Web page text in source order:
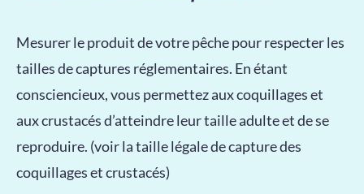
Mesurer le produit de votre pêche pour respecter les
tailles de captures réglementaires. En étant
consciencieux, vous permettez aux coquillages et
aux crustacés d’atteindre leur taille adulte et de se
reproduire. (voir la taille légale de capture des
coquillages et crustacés)